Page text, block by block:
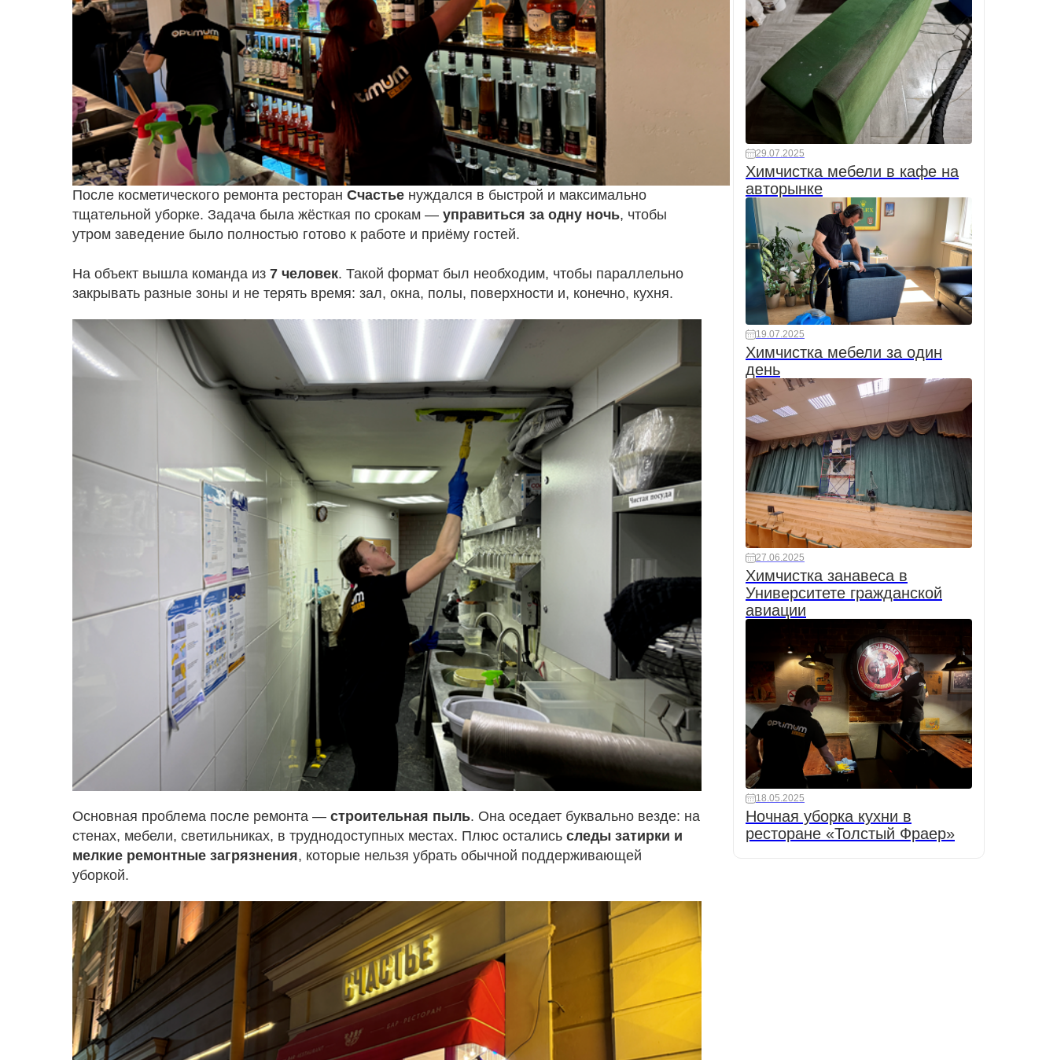
После косметического ремонта ресторан Счастье нуждался в быстрой и максимально
тщательной уборке. Задача была жёсткая по срокам — управиться за одну ночь, чтобы
утром заведение было полностью готово к работе и приёму гостей.
На объект вышла команда из 7 человек. Такой формат был необходим, чтобы параллельно
закрывать разные зоны и не терять время: зал, окна, полы, поверхности и, конечно, кухня.
Основная проблема после ремонта — строительная пыль. Она оседает буквально везде: на
стенах, мебели, светильниках, в труднодоступных местах. Плюс остались следы затирки и
мелкие ремонтные загрязнения, которые нельзя убрать обычной поддерживающей
уборкой.
29.07.2025
Химчистка мебели в кафе на
авторынке
19.07.2025
Химчистка мебели за один
день
27.06.2025
Химчистка занавеса в
Университете гражданской
авиации
18.05.2025
Ночная уборка кухни в
ресторане «Толстый Фраер»